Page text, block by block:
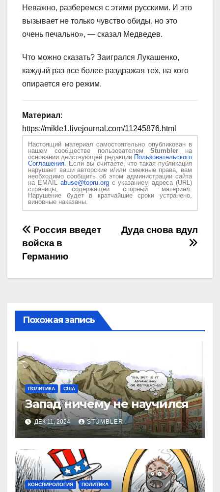
Неважно, разберемся с этими русскими. И это
вызывает не только чувство обиды, но это
очень печально», — сказал Медведев.
Что можно сказать? Заигрался Лукашенко,
каждый раз все более раздражая тех, на кого
опирается его режим.
Материал:
https://mikle1.livejournal.com/11245876.html
Настоящий материал самостоятельно опубликован в
нашем сообществе пользователем Stumblerна
основании действующей редакции Пользовательского
Соглашения. Если вы считаете, что такая публикация
нарушает ваши авторские и/или смежные права, вам
необходимо сообщить об этом администрации сайта
на EMAIL abuse@topru.orgс указанием адреса (URL)
страницы, содержащей спорный материал.
Нарушение будет в кратчайшие сроки устранено,
виновные наказаны.
Навигация
по
записям
Дуда снова вдул
Россия введет
войска в
Германию
Похожая запись
ПОЛИТИКА США
Запад ничему не научился
ДЕК 11, 2024 STUMBLER
КОНСПИРОЛОГИЯ ПОЛИТИКА